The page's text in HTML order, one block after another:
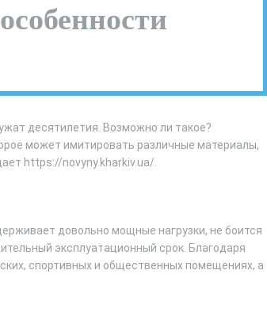
десятилетия. Возможно ли такое?
может имитировать различные материалы,
https://novyny.kharkiv.ua/.
довольно мощные нагрузки, не боится
эксплуатационный срок. Благодаря
спортивных и общественных помещениях, а